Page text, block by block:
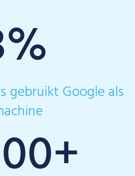
%
gebruikt Google als
+